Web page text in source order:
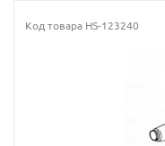
Код товара HS-123240